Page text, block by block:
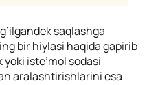
saqlashga
bir hiylasi haqida gapirib
iste’mol sodasi
aralashtirishlarini esa